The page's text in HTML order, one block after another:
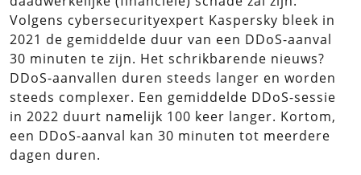
Volgens cybersecurityexpert Kaspersky bleek in
2021 de gemiddelde duur van een DDoS-aanval
30 minuten te zijn. Het schrikbarende nieuws?
DDoS-aanvallen duren steeds langer en worden
steeds complexer. Een gemiddelde DDoS-sessie
in 2022 duurt namelijk 100 keer langer. Kortom,
een DDoS-aanval kan 30 minuten tot meerdere
dagen duren.